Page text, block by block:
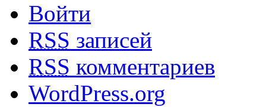
Войти
RSS записей
RSS комментариев
WordPress.org